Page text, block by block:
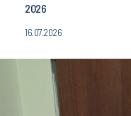
2026
16.07.2026